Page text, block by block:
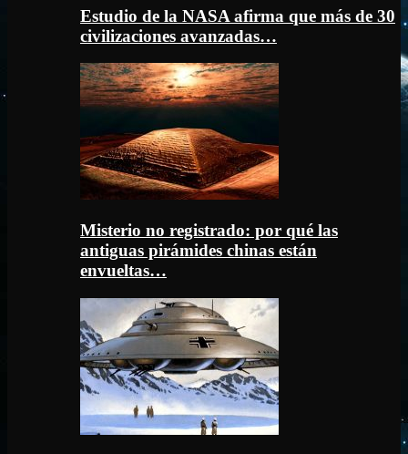
Estudio de la NASA afirma que más de 30
civilizaciones avanzadas…
Misterio no registrado: por qué las
antiguas pirámides chinas están
envueltas…